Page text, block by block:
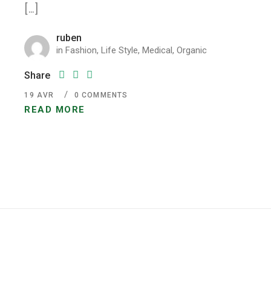
[…]
ruben
inFashion,Life Style,Medical,Organic
Share
READ MORE
19 AVR 0 COMMENTS